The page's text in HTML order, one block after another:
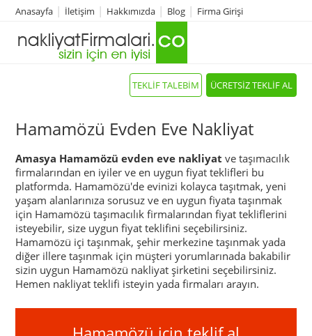
Anasayfa İletişim Hakkımızda Blog Firma Girişi
ÜCRETSİZ TEKLİF AL
TEKLİF TALEBİM
Hamamözü Evden Eve Nakliyat
Amasya Hamamözü evden eve nakliyat ve taşımacılık
firmalarından en iyiler ve en uygun fiyat teklifleri bu
platformda. Hamamözü'de evinizi kolayca taşıtmak, yeni
yaşam alanlarınıza sorusuz ve en uygun fiyata taşınmak
için Hamamözü taşımacılık firmalarından fiyat tekliflerini
isteyebilir, size uygun fiyat teklifini seçebilirsiniz.
Hamamözü içi taşınmak, şehir merkezine taşınmak yada
diğer illere taşınmak için müşteri yorumlarınada bakabilir
sizin uygun Hamamözü nakliyat şirketini seçebilirsiniz.
Hemen nakliyat teklifi isteyin yada firmaları arayın.